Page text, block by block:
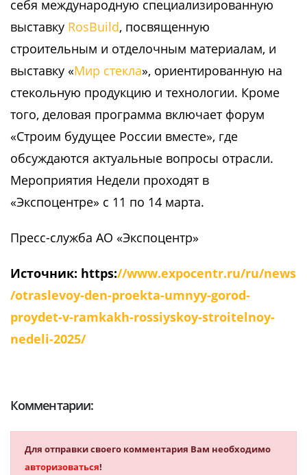
себя международную специализированную
выставку RosBuild, посвященную
строительным и отделочным материалам, и
выставку «Мир стекла», ориентированную на
стекольную продукцию и технологии. Кроме
того, деловая программа включает форум
«Строим будущее России вместе», где
обсуждаются актуальные вопросы отрасли.
Мероприятия Недели проходят в
«Экспоцентре» с 11 по 14 марта.
Пресс-служба АО «Экспоцентр»
Источник: https://www.expocentr.ru/ru/news
/otraslevoy-den-proekta-umnyy-gorod-
proydet-v-ramkakh-rossiyskoy-stroitelnoy-
nedeli-2025/
Комментарии:
Для отправки своего комментария Вам необходимо
авторизоваться!